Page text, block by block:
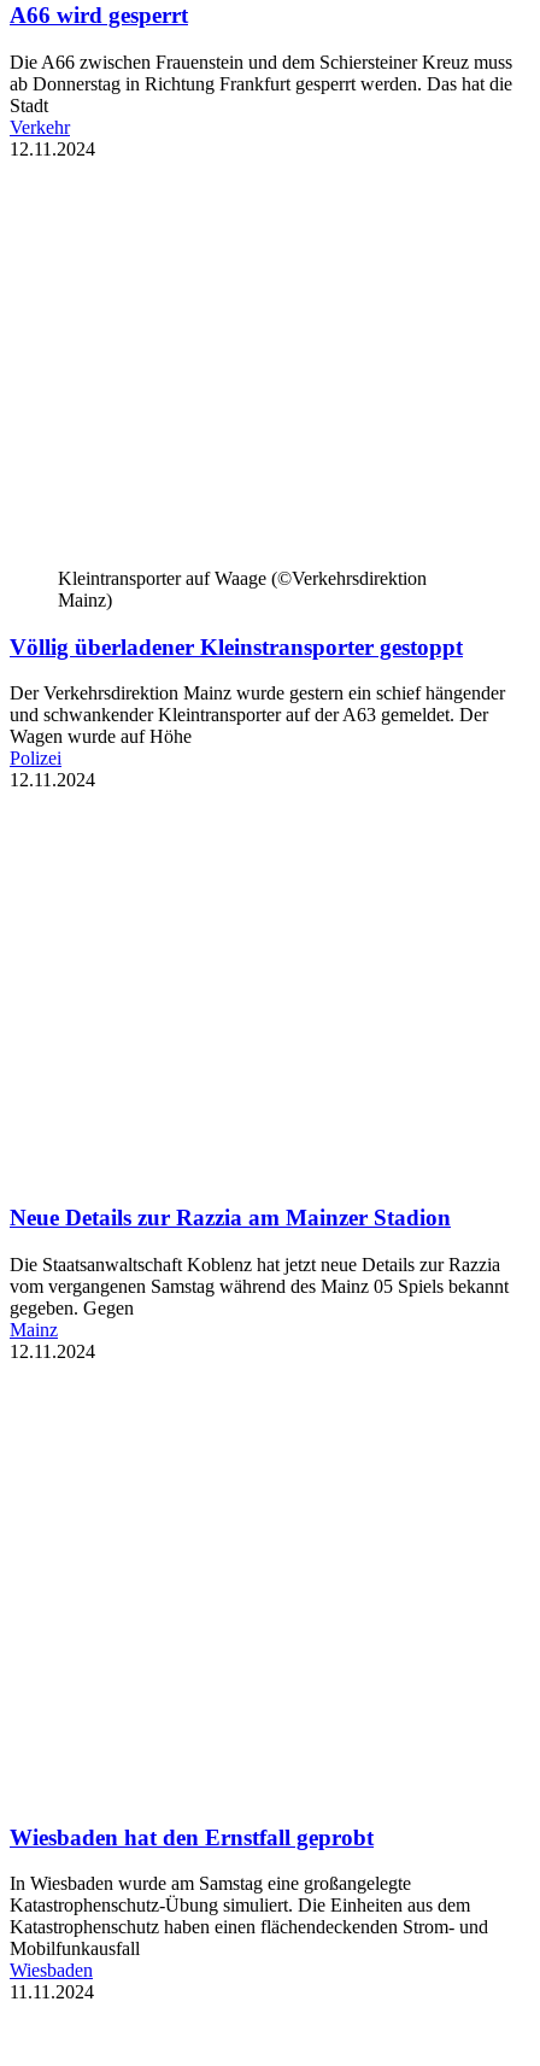
A66 wird gesperrt
Die A66 zwischen Frauenstein und dem Schiersteiner Kreuz muss
ab Donnerstag in Richtung Frankfurt gesperrt werden. Das hat die
Stadt
Verkehr
12.11.2024
Kleintransporter auf Waage (©Verkehrsdirektion
Mainz)
Völlig überladener Kleinstransporter gestoppt
Der Verkehrsdirektion Mainz wurde gestern ein schief hängender
und schwankender Kleintransporter auf der A63 gemeldet. Der
Wagen wurde auf Höhe
Polizei
12.11.2024
Neue Details zur Razzia am Mainzer Stadion
Die Staatsanwaltschaft Koblenz hat jetzt neue Details zur Razzia
vom vergangenen Samstag während des Mainz 05 Spiels bekannt
gegeben. Gegen
Mainz
12.11.2024
Wiesbaden hat den Ernstfall geprobt
In Wiesbaden wurde am Samstag eine großangelegte
Katastrophenschutz-Übung simuliert. Die Einheiten aus dem
Katastrophenschutz haben einen flächendeckenden Strom- und
Mobilfunkausfall
Wiesbaden
11.11.2024